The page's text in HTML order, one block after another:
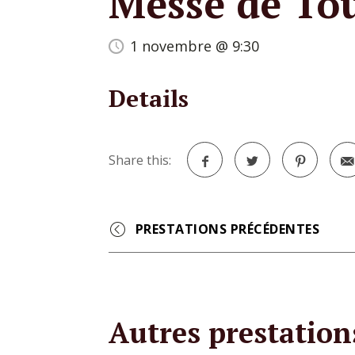
1 novembre @ 9:30
Details
Share this:
Event
Navigation
Autres